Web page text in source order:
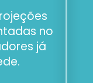
no
já